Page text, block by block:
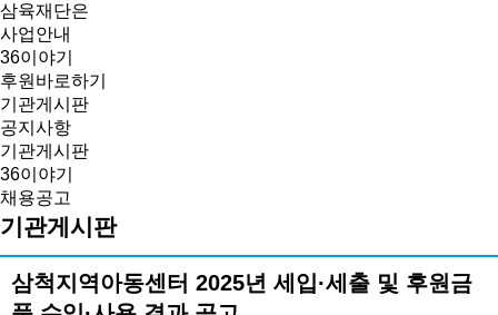
삼육재단은
사업안내
36이야기
후원바로하기
기관게시판
공지사항
기관게시판
36이야기
채용공고
기관게시판
삼척지역아동센터 2025년 세입·세출 및 후원금